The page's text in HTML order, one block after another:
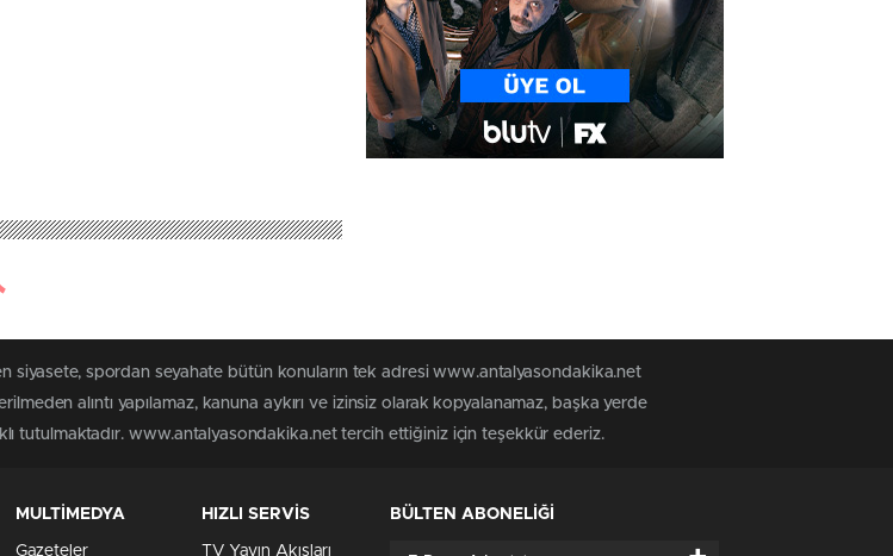
siyasete, spordan seyahate bütün konuların tek adresi www.antalyasondakika.net
alıntı yapılamaz, kanuna aykırı ve izinsiz olarak kopyalanamaz, başka yerde
tutulmaktadır. www.antalyasondakika.net tercih ettiğiniz için teşekkür ederiz.
MULTİMEDYA
Gazeteler
HIZLI SERVİS
TV Yayın Akışları
BÜLTEN ABONELİĞİ